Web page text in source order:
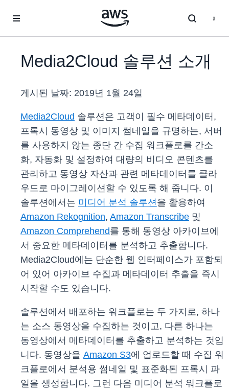
Media2Cloud 솔루션 소개
게시된 날짜: 2019년 1월 24일
Media2Cloud 솔루션은 고객이 필수 메타데이터,
프록시 동영상 및 이미지 썸네일을 규명하는, 서버
를 사용하지 않는 종단 간 수집 워크플로를 간소
화, 자동화 및 설정하여 대량의 비디오 콘텐츠를
관리하고 동영상 자산과 관련 메타데이터를 클라
우드로 마이그레이션할 수 있도록 해 줍니다. 이
솔루션에서는 미디어 분석 솔루션을 활용하여
Amazon Rekognition, Amazon Transcribe 및
Amazon Comprehend를 통해 동영상 아카이브에
서 중요한 메타데이터를 분석하고 추출합니다.
Media2Cloud에는 단순한 웹 인터페이스가 포함되
어 있어 아카이브 수집과 메타데이터 추출을 즉시
시작할 수도 있습니다.
솔루션에서 배포하는 워크플로는 두 가지로, 하나
는 소스 동영상을 수집하는 것이고, 다른 하나는
동영상에서 메타데이터를 추출하고 분석하는 것입
니다. 동영상을 Amazon S3에 업로드할 때 수집 워
크플로에서 분석용 썸네일 및 표준화된 프록시 파
일을 생성합니다. 그런 다음 미디어 분석 워크플로